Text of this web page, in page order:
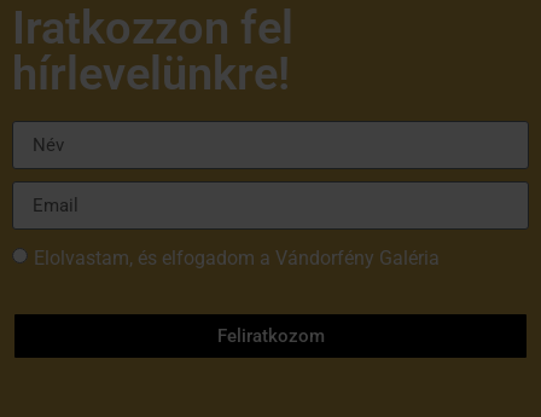
Iratkozzon fel
hírlevelünkre!
Elolvastam, és elfogadom a Vándorfény Galéria
Feliratkozom